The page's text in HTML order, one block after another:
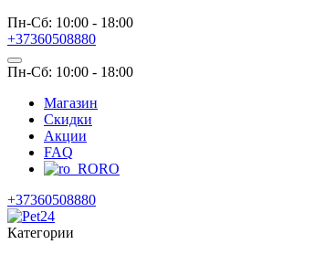
Пн-Сб: 10:00 - 18:00
+37360508880
Пн-Сб: 10:00 - 18:00
Магазин
Скидки
Акции
FAQ
RO
+37360508880
Категории